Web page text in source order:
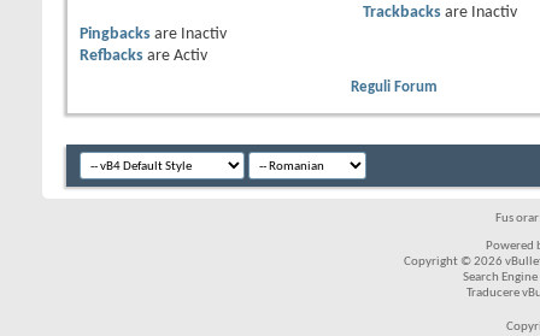
Trackbacksare
Inactiv
Pingbacks are
Inactiv
Refbacks are Activ
Reguli Forum
Fus
Powered
Copyright © 2026
Search
Traducere